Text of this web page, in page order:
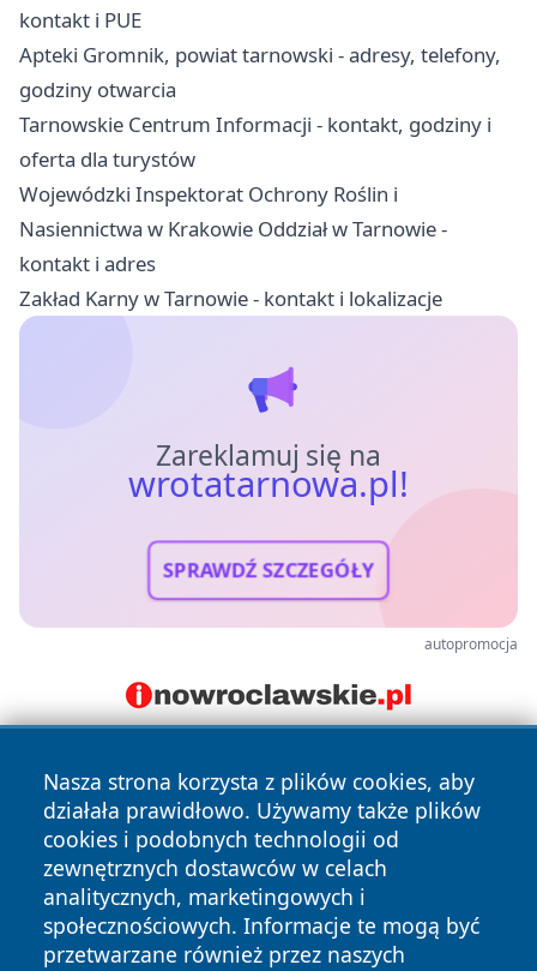
kontakt i PUE
Apteki Gromnik, powiat tarnowski - adresy, telefony,
godziny otwarcia
Tarnowskie Centrum Informacji - kontakt, godziny i
oferta dla turystów
Wojewódzki Inspektorat Ochrony Roślin i
Nasiennictwa w Krakowie Oddział w Tarnowie -
kontakt i adres
Zakład Karny w Tarnowie - kontakt i lokalizacje
Zareklamuj się na
wrotatarnowa.pl!
SPRAWDŹ SZCZEGÓŁY
autopromocja
Nasza strona korzysta z plików cookies, aby
działała prawidłowo. Używamy także plików
cookies i podobnych technologii od
zewnętrznych dostawców w celach
analitycznych, marketingowych i
społecznościowych. Informacje te mogą być
przetwarzane również przez naszych
Copyright © 2026 wrotatarnowa.pl Wszystkie prawa
zastrzeżone.